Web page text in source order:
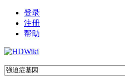
登录
注册
帮助